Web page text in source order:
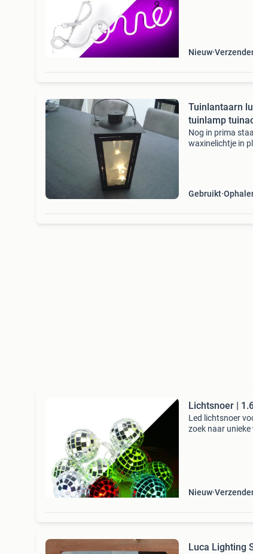
Nieuw
Tuinlantaarn
tuinlamp
Nog in prima
waxinelichtje in
Gebruikt
Lichtsnoer |
Led lichtsnoer
zoek naar
Nieuw
Luca Lighting